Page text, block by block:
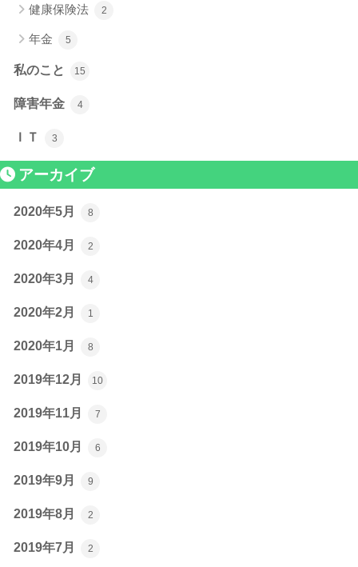
健康保険法 2
年金 5
私のこと 15
障害年金 4
ＩＴ 3
アーカイブ
2020年5月 8
2020年4月 2
2020年3月 4
2020年2月 1
2020年1月 8
2019年12月 10
2019年11月 7
2019年10月 6
2019年9月 9
2019年8月 2
2019年7月 2